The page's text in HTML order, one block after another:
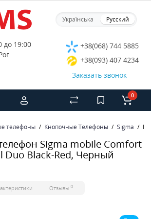
Українська Русский
до 19:00
+38(068) 744 5885
+38(093) 407 4234
Заказать звонок
0
телефоны Кнопочные Телефоны Sigma
Sigma mobile Comfort
Duo Black-Red, Черный
Отзывы 0